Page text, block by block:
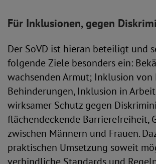
Für Inklusionen, gegen
Der SoVD ist hieran beteiligt und
folgende Ziele besonders ein:
wachsenden Armut; Inklusion von
Behinderungen, Inklusion in
wirksamer Schutz gegen
flächendeckende Barrierefreiheit,
zwischen Männern und Frauen.
praktischen Umsetzung soweit